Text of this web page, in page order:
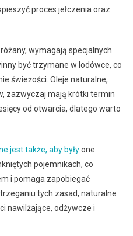
proces jełczenia oraz
wymagają specjalnych
być trzymane w lodówce, co
świeżości. Oleje naturalne,
zazwyczaj mają krótki termin
od otwarcia, dlatego warto
jest także, aby byłyone
pojemnikach, co
i pomaga zapobiegać
tych zasad, naturalne
nawilżające, odżywcze i